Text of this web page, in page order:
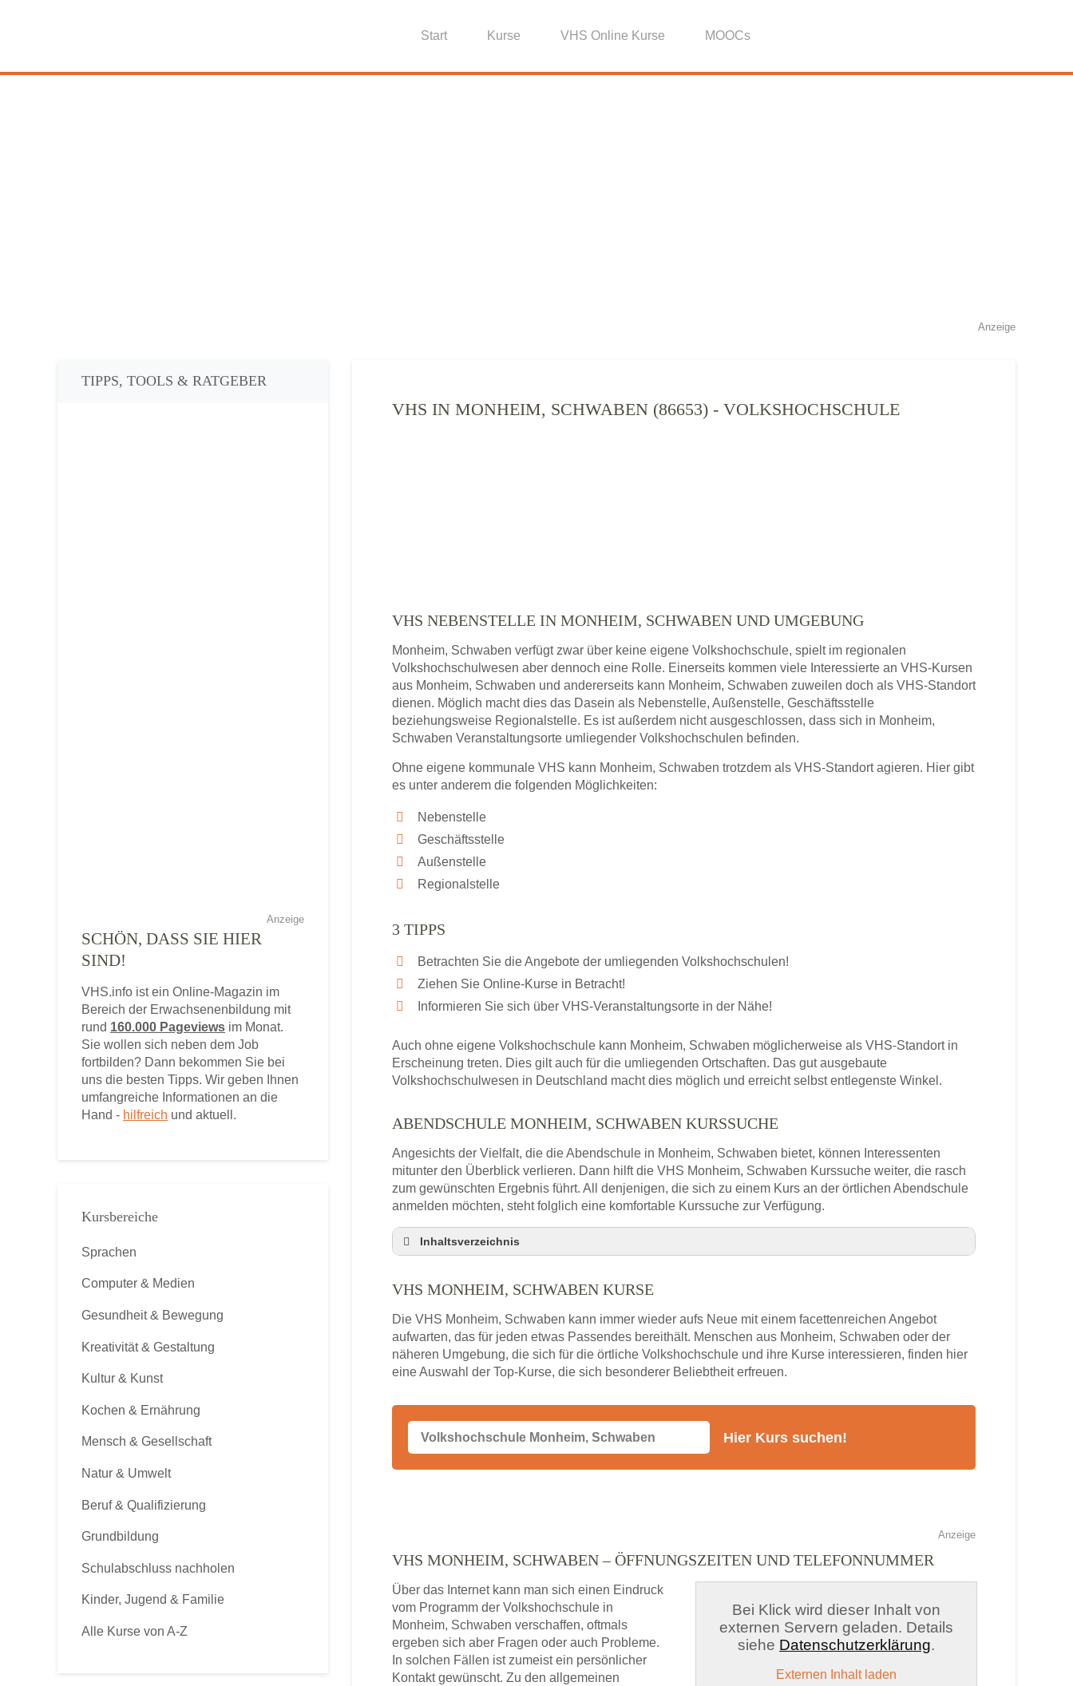
Start Kurse VHS Online Kurse MOOCs
Anzeige
VHS IN MONHEIM, SCHWABEN (86653) - VOLKSHOCHSCHULE
VHS NEBENSTELLE IN MONHEIM, SCHWABEN UND UMGEBUNG
Monheim, Schwaben verfügt zwar über keine eigene Volkshochschule, spielt im regionalen
Volkshochschulwesen aber dennoch eine Rolle. Einerseits kommen viele Interessierte an VHS-Kursen
aus Monheim, Schwaben und andererseits kann Monheim, Schwaben zuweilen doch als VHS-Standort
dienen. Möglich macht dies das Dasein als Nebenstelle, Außenstelle, Geschäftsstelle
beziehungsweise Regionalstelle. Es ist außerdem nicht ausgeschlossen, dass sich in Monheim,
Schwaben Veranstaltungsorte umliegender Volkshochschulen befinden.
Ohne eigene kommunale VHS kann Monheim, Schwaben trotzdem als VHS-Standort agieren. Hier gibt
es unter anderem die folgenden Möglichkeiten:
Nebenstelle
Geschäftsstelle
Außenstelle
Regionalstelle
3 TIPPS
Betrachten Sie die Angebote der umliegenden Volkshochschulen!
Ziehen Sie Online-Kurse in Betracht!
Informieren Sie sich über VHS-Veranstaltungsorte in der Nähe!
Auch ohne eigene Volkshochschule kann Monheim, Schwaben möglicherweise als VHS-Standort in
Erscheinung treten. Dies gilt auch für die umliegenden Ortschaften. Das gut ausgebaute
Volkshochschulwesen in Deutschland macht dies möglich und erreicht selbst entlegenste Winkel.
ABENDSCHULE MONHEIM, SCHWABEN KURSSUCHE
Angesichts der Vielfalt, die die Abendschule in Monheim, Schwaben bietet, können Interessenten
mitunter den Überblick verlieren. Dann hilft die VHS Monheim, Schwaben Kurssuche weiter, die rasch
zum gewünschten Ergebnis führt. All denjenigen, die sich zu einem Kurs an der örtlichen Abendschule
anmelden möchten, steht folglich eine komfortable Kurssuche zur Verfügung.
Inhaltsverzeichnis
3 Tipps
VHS Monheim, Schwaben Kurse
VHS Monheim, Schwaben – Öffnungszeiten und Telefonnummer
Stellenangebote der Volkshochschule Monheim, Schwaben
Alternativen zum VHS Programm 2026 in Monheim, Schwaben
VHS MONHEIM, SCHWABEN KURSE
Die VHS Monheim, Schwaben kann immer wieder aufs Neue mit einem facettenreichen Angebot
aufwarten, das für jeden etwas Passendes bereithält. Menschen aus Monheim, Schwaben oder der
näheren Umgebung, die sich für die örtliche Volkshochschule und ihre Kurse interessieren, finden hier
eine Auswahl der Top-Kurse, die sich besonderer Beliebtheit erfreuen.
Anzeige
VHS MONHEIM, SCHWABEN – ÖFFNUNGSZEITEN UND TELEFONNUMMER
Über das Internet kann man sich einen Eindruck
vom Programm der Volkshochschule in
Monheim, Schwaben verschaffen, oftmals
ergeben sich aber Fragen oder auch Probleme.
In solchen Fällen ist zumeist ein persönlicher
Kontakt gewünscht. Zu den allgemeinen
Bei Klick wird dieser Inhalt von
externen Servern geladen. Details
siehe Datenschutzerklärung.
Externen Inhalt laden
TIPPS, TOOLS & RATGEBER
Anzeige
SCHÖN, DASS SIE HIER
SIND!
VHS.info ist ein Online-Magazin im
Bereich der Erwachsenenbildung mit
rund 160.000 Pageviews im Monat.
Sie wollen sich neben dem Job
fortbilden? Dann bekommen Sie bei
uns die besten Tipps. Wir geben Ihnen
umfangreiche Informationen an die
Hand - hilfreich und aktuell.
Kursbereiche
Sprachen
Computer & Medien
Gesundheit & Bewegung
Kreativität & Gestaltung
Kultur & Kunst
Kochen & Ernährung
Mensch & Gesellschaft
Natur & Umwelt
Beruf & Qualifizierung
Grundbildung
Schulabschluss nachholen
Kinder, Jugend & Familie
Alle Kurse von A-Z